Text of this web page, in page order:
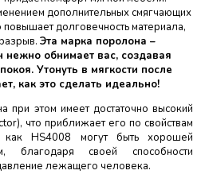
дополнительных смягчающих
долговечность материала,
Эта марка поролона –
нежно обнимает вас, создавая
Утонуть в мягкости после
как это сделать идеально!
при этом имеет достаточно высокий
что приближает его по свойствам
HS4008 могут быть хорошей
благодаря своей способности
лежащего человека.